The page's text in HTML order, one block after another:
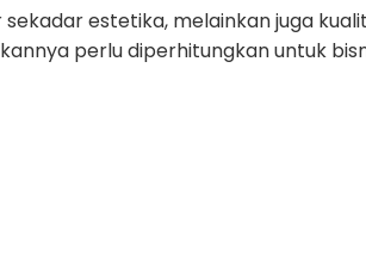
estetika, melainkan juga
perlu diperhitungkan untuk